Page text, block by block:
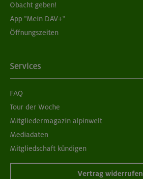
Obacht geben!
App "Mein DAV+"
Öffnungszeiten
Services
FAQ
Tour der Woche
Mitgliedermagazin alpinwelt
Mediadaten
Mitgliedschaft kündigen
Vertrag widerrufen